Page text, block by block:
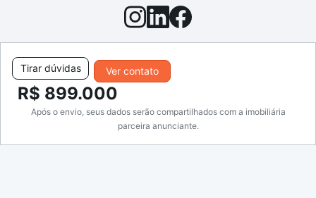
Ver contato
Tirar dúvidas
R$ 899.000
Após o envio, seus dados serão compartilhados com a imobiliária
parceira anunciante.